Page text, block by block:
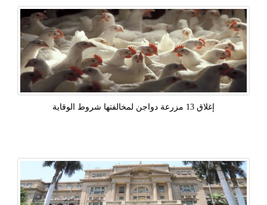
إغلاق 13 مزرعة دواجن لمخالفتها شروط الوقاية